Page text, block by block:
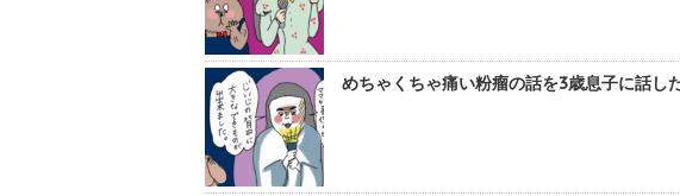
めちゃくちゃ痛い粉瘤の話を3歳息子に話し